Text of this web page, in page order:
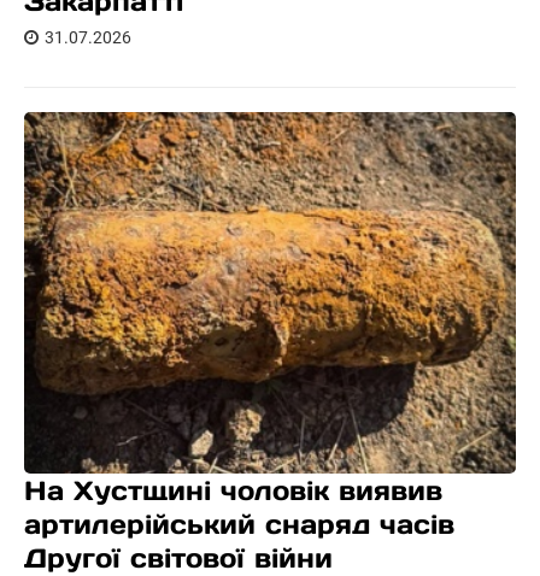
31.07.2026
На Хустщині чоловік виявив
артилерійський снаряд часів
Другої світової війни